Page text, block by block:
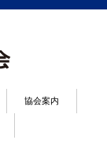
協会案内